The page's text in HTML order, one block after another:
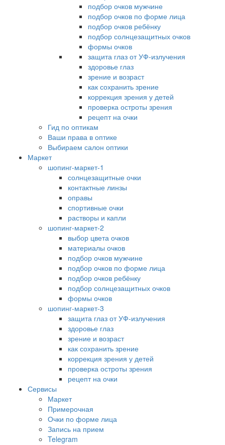
подбор очков мужчине
подбор очков по форме лица
подбор очков ребёнку
подбор солнцезащитных очков
формы очков
защита глаз от УФ-излучения
здоровье глаз
зрение и возраст
как сохранить зрение
коррекция зрения у детей
проверка остроты зрения
рецепт на очки
Гид по оптикам
Ваши права в оптике
Выбираем салон оптики
Маркет
шопинг-маркет-1
солнцезащитные очки
контактные линзы
оправы
спортивные очки
растворы и капли
шопинг-маркет-2
выбор цвета очков
материалы очков
подбор очков мужчине
подбор очков по форме лица
подбор очков ребёнку
подбор солнцезащитных очков
формы очков
шопинг-маркет-3
защита глаз от УФ-излучения
здоровье глаз
зрение и возраст
как сохранить зрение
коррекция зрения у детей
проверка остроты зрения
рецепт на очки
Сервисы
Маркет
Примерочная
Очки по форме лица
Запись на прием
Telegram